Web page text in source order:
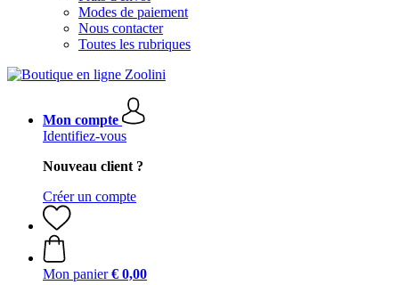
Modes de paiement
Nous contacter
Toutes les rubriques
Mon compte
Identifiez-vous
Nouveau client ?
Créer un compte
Mon panier € 0,00